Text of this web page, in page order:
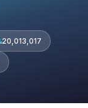
20,013,017